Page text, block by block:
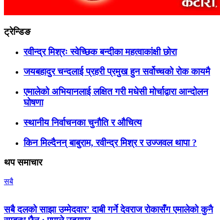
ट्रेन्डिङ
रवीन्द्र मिश्रः स्वेच्छिक बन्दीका महत्वाकांक्षी छोरा
जयबहादुर चन्दलाई प्रहरी प्रमुख हुन सर्वोच्चको रोक कायमै
एमालेको अभियानलाई लक्षित गरी मधेसी मोर्चाद्वारा आन्दोलन
घोषणा
स्थानीय निर्वाचनका चुनौति र औचित्य
किन मिल्दैनन् बाबुराम, रवीन्द्र मिश्र र उज्जवल थापा ?
थप समाचार
सबै
सबै दलको साझा उम्मेदवार’ दाबी गर्ने देवराज रोकासँग एमालेको कुनै